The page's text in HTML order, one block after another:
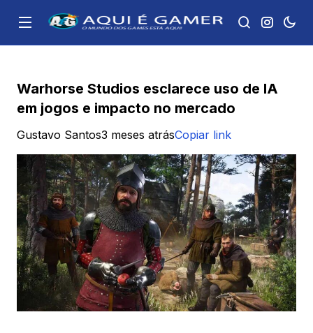
Warhorse Studios esclarece uso de IA
em jogos e impacto no mercado
Gustavo Santos3 meses atrásCopiar link